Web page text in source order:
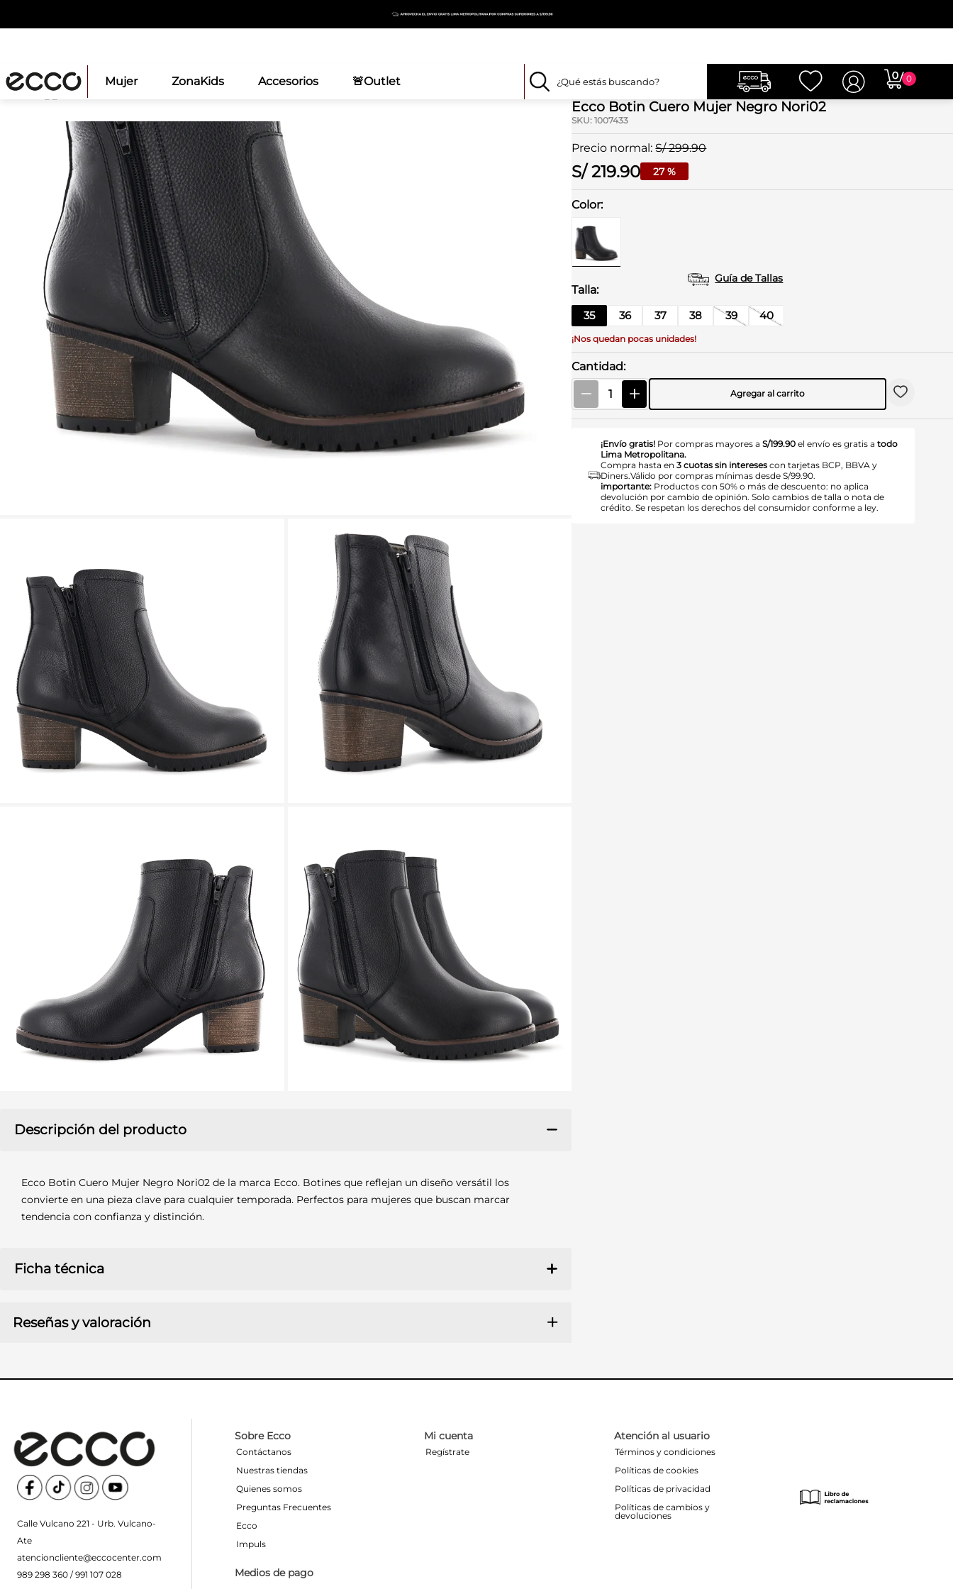
Mujer ZonaKids Accesorios 🚨Outlet
0
Descripción del producto
Ecco Botin Cuero Mujer Negro Nori02 de la marca Ecco. Botines que reflejan un diseño versátil los
convierte en una pieza clave para cualquier temporada. Perfectos para mujeres que buscan marcar
tendencia con confianza y distinción.
Ficha técnica
MATERIAL
MATERIAL PLANTA GOMA
COLOR
ALTURA TACO
ALTURA
PLATAFORMA
2
Reseñas y valoración
Ecco Botin Cuero Mujer Negro Nori02
SKU:1007433
S/ 299.90
S/ 219.90 27 %
35 36 37 38 39 40
Guía de Tallas
¡Nos quedan pocas unidades!
Cantidad
Agregar al carrito
¡Envío gratis! Por compras mayores aS/199.90 el envío es gratis atodo
Lima Metropolitana.
Compra hasta en3 cuotas sin intereses con tarjetas BCP, BBVA y
Diners.Válido por compras mínimas desde S/99.90.
importante: Productos con 50% o más de descuento: no aplica
devolución por cambio de opinión. Solo cambios de talla o nota de
crédito. Se respetan los derechos del consumidor conforme a ley.
Calle Vulcano 221 - Urb. Vulcano-
Ate
atencioncliente@eccocenter.com
989 298 360 / 991 107 028
Sobre Ecco
Contáctanos
Nuestras tiendas
Quienes somos
Preguntas Frecuentes
Ecco
Impuls
Medios de pago
Mi cuenta
Regístrate
Atención al usuario
Términos y condiciones
Políticas de cookies
Políticas de privacidad
Políticas de cambios y
devoluciones